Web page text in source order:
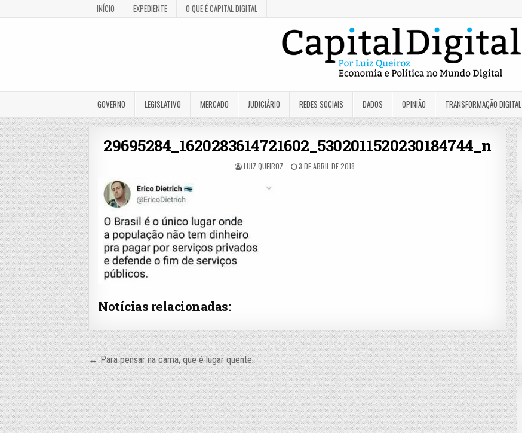
INÍCIO EXPEDIENTE O QUE É CAPITAL DIGITAL
GOVERNO LEGISLATIVO MERCADO JUDICIÁRIO REDES SOCIAIS DADOS OPINIÃO TRANSFORMAÇÃO DIGITAL
29695284_1620283614721602_5302011520230184744_n
LUIZ QUEIROZ 3 DE ABRIL DE 2018
Notícias relacionadas:
Navegação
de
Post
← Para pensar na cama, que é lugar quente.